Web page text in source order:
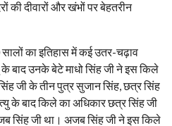
की दीवारों और खंभों पर बेहतरीन
का इतिहास में कई उतर-चढ़ाव
बाद उनके बेटे माधो सिंह जी ने इस किले
जी के तीन पुत्र सुजान सिंह, छत्र सिंह
के बाद किले का अधिकार छत्र सिंह जी
सिंह जी था। अजब सिंह जी ने इस किले